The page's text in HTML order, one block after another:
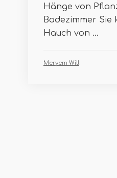
Hänge von
Badezimmer Sie
Hauch von ...
Meryem Will